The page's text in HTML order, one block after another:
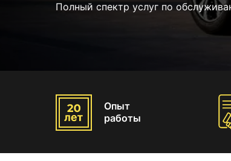
Полный спектр услуг по
Опыт
работы